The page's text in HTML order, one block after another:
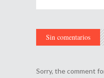
Sin comentarios
Sorry, the comment